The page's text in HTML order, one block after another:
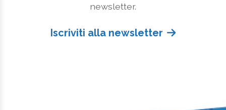
newsletter.
Iscriviti alla newsletter